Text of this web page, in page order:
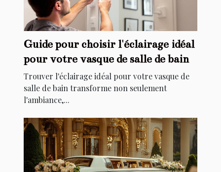
Guide pour choisir l'éclairage idéal
pour votre vasque de salle de bain
Trouver l'éclairage idéal pour votre vasque de
salle de bain transforme non seulement
l'ambiance,...